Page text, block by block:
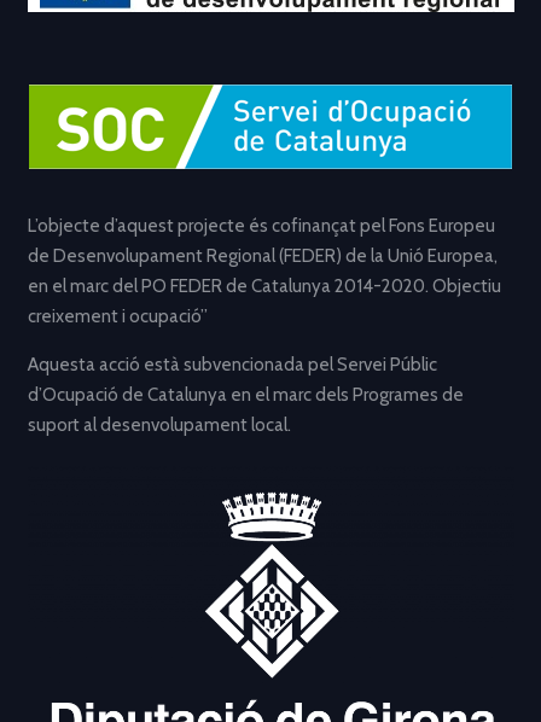
L’objecte d’aquest projecte és cofinançat pel Fons Europeu
de Desenvolupament Regional (FEDER) de la Unió Europea,
en el marc del PO FEDER de Catalunya 2014-2020. Objectiu
creixement i ocupació”
Aquesta acció està subvencionada pel Servei Públic
d’Ocupació de Catalunya en el marc dels Programes de
suport al desenvolupament local.